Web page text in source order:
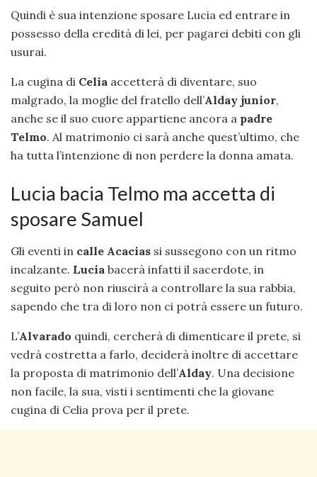
Quindi è sua intenzione sposare Lucia ed entrare in
possesso della eredità di lei, per pagarei debiti con gli
usurai.
La cugina di Celia accetterà di diventare, suo
malgrado, la moglie del fratello dell’Alday junior,
anche se il suo cuore appartiene ancora a padre
Telmo. Al matrimonio ci sarà anche quest’ultimo, che
ha tutta l’intenzione di non perdere la donna amata.
Lucia bacia Telmo ma accetta di
sposare Samuel
Gli eventi in calle Acacias si sussegono con un ritmo
incalzante. Lucia bacerà infatti il sacerdote, in
seguito però non riuscirà a controllare la sua rabbia,
sapendo che tra di loro non ci potrà essere un futuro.
L’Alvarado quindi, cercherà di dimenticare il prete, si
vedrà costretta a farlo, deciderà inoltre di accettare
la proposta di matrimonio dell’Alday. Una decisione
non facile, la sua, visti i sentimenti che la giovane
cugina di Celia prova per il prete.